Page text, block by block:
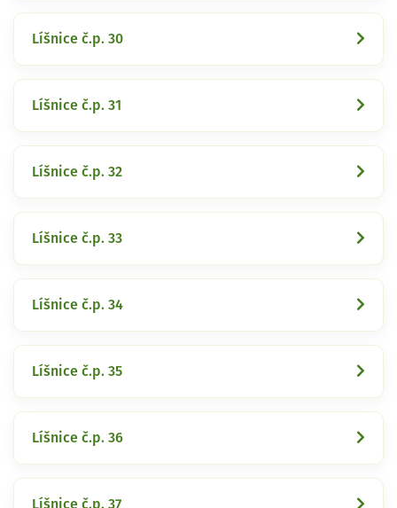
Líšnice č.p. 30
Líšnice č.p. 31
Líšnice č.p. 32
Líšnice č.p. 33
Líšnice č.p. 34
Líšnice č.p. 35
Líšnice č.p. 36
Líšnice č.p. 37